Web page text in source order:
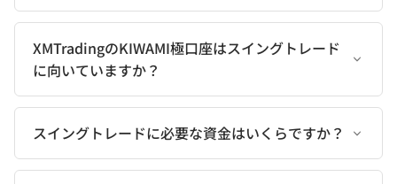
XMTradingのKIWAMI極口座はスイングトレード
に向いていますか？
スイングトレードに必要な資金はいくらですか？